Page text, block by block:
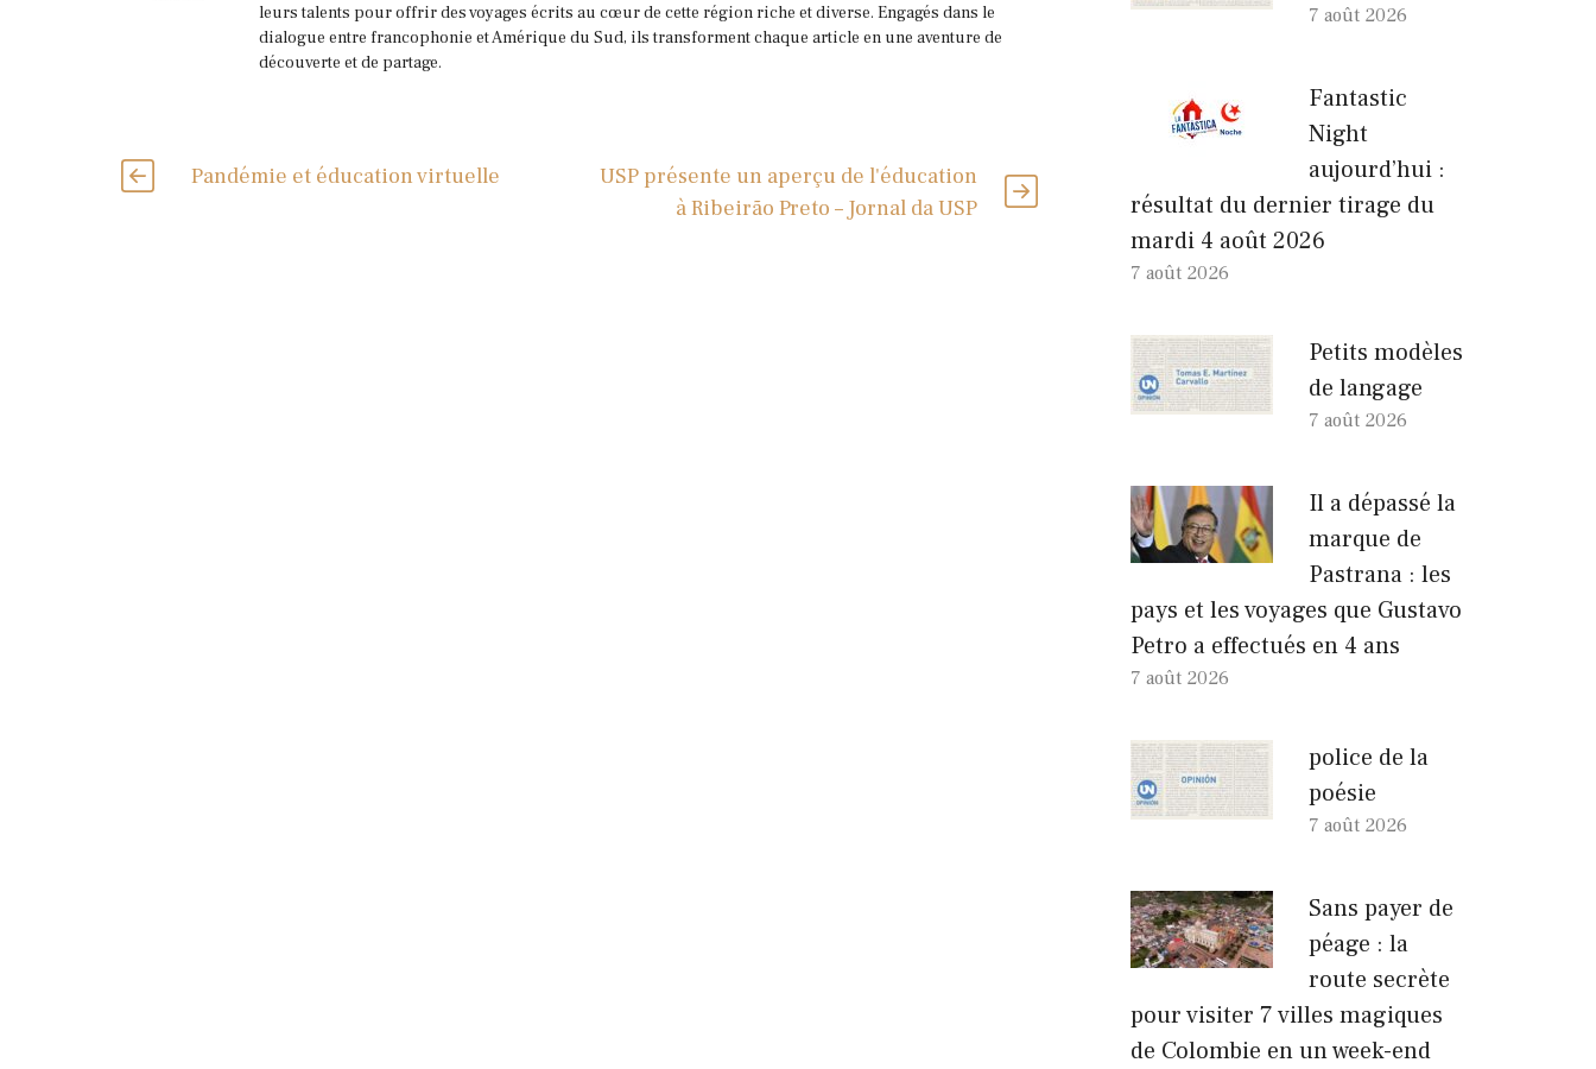
leurs talents pour offrir des voyages écrits au cœur de cette région riche et diverse. Engagés dans le
dialogue entre francophonie et Amérique du Sud, ils transforment chaque article en une aventure de
découverte et de partage.
Pandémie et éducation virtuelle
USP présente un aperçu de l'éducation
à Ribeirão Preto – Jornal da USP
7 août 2026
Fantastic
Night
aujourd’hui :
résultat du dernier tirage du
mardi 4 août 2026
7 août 2026
Petits modèles
de langage
7 août 2026
Il a dépassé la
marque de
Pastrana : les
pays et les voyages que Gustavo
Petro a effectués en 4 ans
7 août 2026
police de la
poésie
7 août 2026
Sans payer de
péage : la
route secrète
pour visiter 7 villes magiques
de Colombie en un week-end